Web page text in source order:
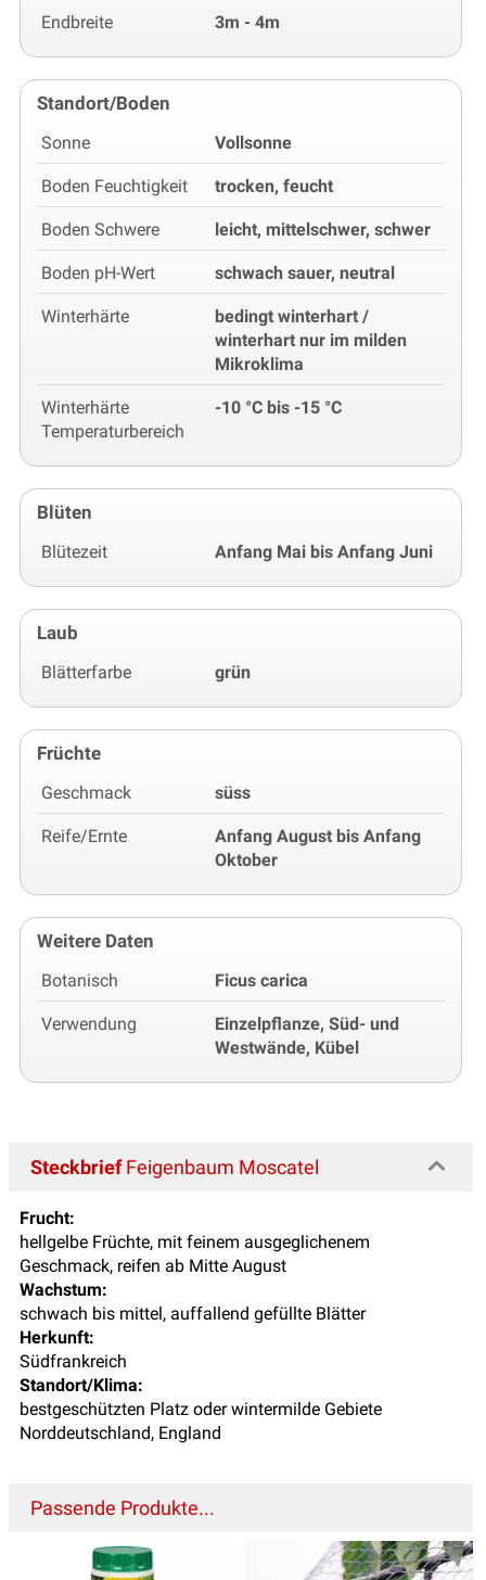
Endbreite 3m - 4m
Standort/Boden
Sonne Vollsonne
Boden Feuchtigkeit trocken, feucht
Boden Schwere leicht, mittelschwer, schwer
Boden pH-Wert schwach sauer, neutral
Winterhärte
bedingt winterhart /
winterhart nur im milden
Mikroklima
Winterhärte
Temperaturbereich
-10 °C bis -15 °C
Blüten
Blütezeit Anfang Mai bis Anfang Juni
Laub
Blätterfarbe grün
Früchte
Geschmack süss
Reife/Ernte
Anfang August bis Anfang
Oktober
Weitere Daten
Botanisch Ficus carica
Verwendung
Einzelpflanze, Süd- und
Westwände, Kübel
SteckbriefFeigenbaum Moscatel
Frucht:
hellgelbe Früchte, mit feinem ausgeglichenem
Geschmack, reifen ab Mitte August
Wachstum:
schwach bis mittel, auffallend gefüllte Blätter
Herkunft:
Südfrankreich
Standort/Klima:
bestgeschützten Platz oder wintermilde Gebiete
Norddeutschland, England
Passende Produkte...